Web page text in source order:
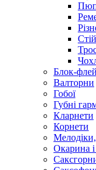
Блок-
Валторни
Гобої
Губні
Кларнети
Корнети
Мелодіки,
Окарина і